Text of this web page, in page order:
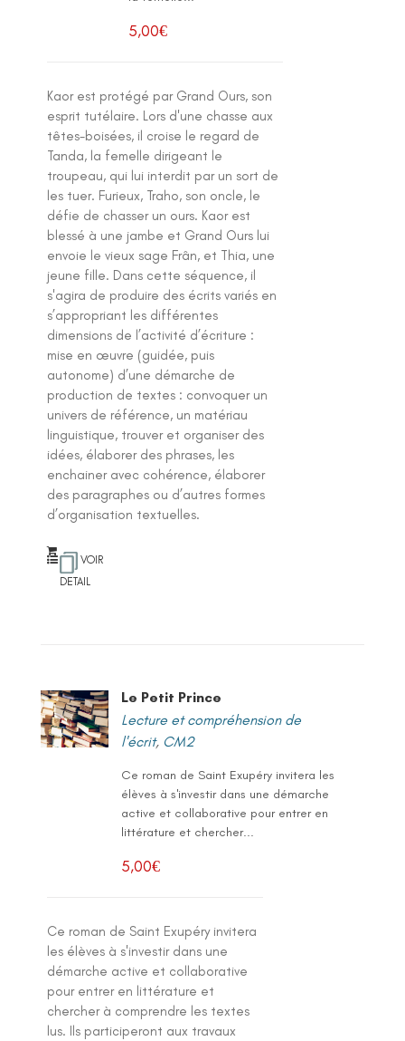
5,00€
Kaor est protégé par Grand Ours, son
esprit tutélaire. Lors d'une chasse aux
têtes-boisées, il croise le regard de
Tanda, la femelle dirigeant le
troupeau, qui lui interdit par un sort de
les tuer. Furieux, Traho, son oncle, le
défie de chasser un ours. Kaor est
blessé à une jambe et Grand Ours lui
envoie le vieux sage Frân, et Thia, une
jeune fille. Dans cette séquence, il
s'agira de produire des écrits variés en
s’appropriant les différentes
dimensions de l’activité d’écriture :
mise en œuvre (guidée, puis
autonome) d’une démarche de
production de textes : convoquer un
univers de référence, un matériau
linguistique, trouver et organiser des
idées, élaborer des phrases, les
enchainer avec cohérence, élaborer
des paragraphes ou d’autres formes
d’organisation textuelles.
VOIR
DETAIL
Le Petit Prince
Lecture et compréhension de
l'écrit, CM2
Ce roman de Saint Exupéry invitera les
élèves à s'investir dans une démarche
active et collaborative pour entrer en
littérature et chercher...
5,00€
Ce roman de Saint Exupéry invitera
les élèves à s'investir dans une
démarche active et collaborative
pour entrer en littérature et
chercher à comprendre les textes
lus. Ils participeront aux travaux